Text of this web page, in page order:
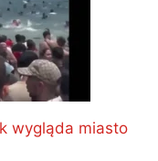
wygląda miasto